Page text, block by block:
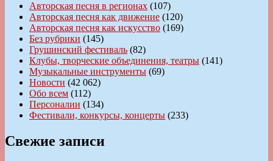
Авторская песня в регионах (107)
Авторская песня как движение (120)
Авторская песня как искусство (169)
Без рубрики (145)
Грушинский фестиваль (82)
Клубы, творческие объединения, театры (141)
Музыкальные инструменты (69)
Новости (42 062)
Обо всем (112)
Персоналии (134)
Фестивали, конкурсы, концерты (233)
Свежие записи